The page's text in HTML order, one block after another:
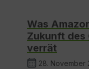
Was
Zukunft des
verrät
28. November